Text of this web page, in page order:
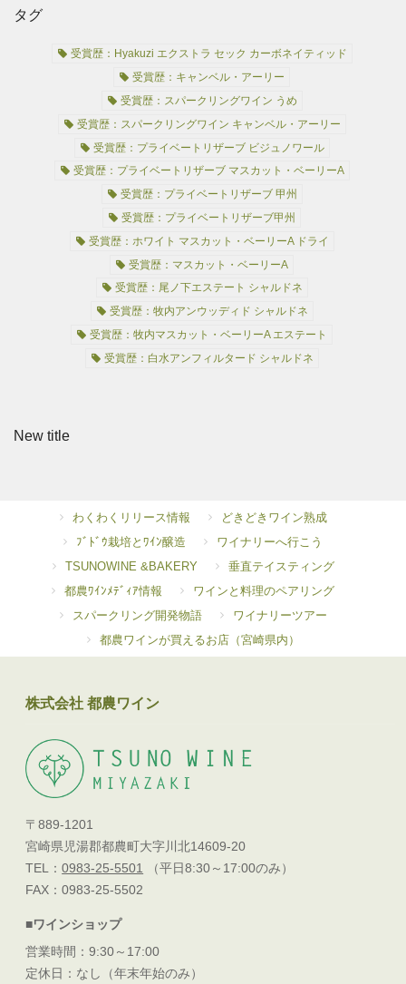
タグ
受賞歴：Hyakuzi エクストラ セック カーボネイティッド
受賞歴：キャンベル・アーリー
受賞歴：スパークリングワイン うめ
受賞歴：スパークリングワイン キャンベル・アーリー
受賞歴：プライベートリザーブ ビジュノワール
受賞歴：プライベートリザーブ マスカット・ベーリーA
受賞歴：プライベートリザーブ 甲州
受賞歴：プライベートリザーブ甲州
受賞歴：ホワイト マスカット・ベーリーA ドライ
受賞歴：マスカット・ベーリーA
受賞歴：尾ノ下エステート シャルドネ
受賞歴：牧内アンウッディド シャルドネ
受賞歴：牧内マスカット・ベーリーA エステート
受賞歴：白水アンフィルタード シャルドネ
New title
わくわくリリース情報
どきどきワイン熟成
ﾌﾞﾄﾞｳ栽培とﾜｲﾝ醸造
ワイナリーへ行こう
TSUNOWINE &BAKERY
垂直テイスティング
都農ﾜｲﾝﾒﾃﾞｨｱ情報
ワインと料理のペアリング
スパークリング開発物語
ワイナリーツアー
都農ワインが買えるお店（宮崎県内）
株式会社 都農ワイン
〒889-1201
宮崎県児湯郡都農町大字川北14609-20
TEL：0983-25-5501
（平日8:30～17:00のみ）
FAX：0983-25-5502
■ワインショップ
営業時間：9:30～17:00
定休日：なし（年末年始のみ）